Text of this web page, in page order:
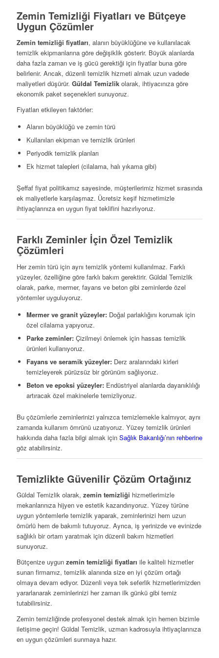
Zemin Temizliği Fiyatları ve Bütçeye
Uygun Çözümler
Zemin temizliği fiyatları, alanın büyüklüğüne ve kullanılacak
temizlik ekipmanlarına göre değişiklik gösterir. Büyük alanlarda
daha fazla zaman ve iş gücü gerektiği için fiyatlar buna göre
belirlenir. Ancak, düzenli temizlik hizmeti almak uzun vadede
maliyetleri düşürür. Güldal Temizlikolarak, ihtiyacınıza göre
ekonomik paket seçenekleri sunuyoruz.
Fiyatları etkileyen faktörler:
Alanın büyüklüğü ve zemin türü
Kullanılan ekipman ve temizlik ürünleri
Periyodik temizlik planları
Ek hizmet talepleri (cilalama, halı yıkama gibi)
Şeffaf fiyat politikamız sayesinde, müşterilerimiz hizmet sırasında
ek maliyetlerle karşılaşmaz. Ücretsiz keşif hizmetimizle
ihtiyaçlarınıza en uygun fiyat teklifini hazırlıyoruz.
Farklı Zeminler İçin Özel Temizlik
Çözümleri
Her zemin türü için aynı temizlik yöntemi kullanılmaz. Farklı
yüzeyler, özelliğine göre farklı bakım gerektirir. Güldal Temizlik
olarak, parke, mermer, fayans ve beton gibi zeminlerde özel
yöntemler uyguluyoruz.
Mermer ve granit yüzeyler:Doğal parlaklığını korumak için
özel cilalama yapıyoruz.
Parke zeminler:Çizilmeyi önlemek için hassas temizlik
ürünleri kullanıyoruz.
Fayans ve seramik yüzeyler:Derz aralarındaki kirleri
temizleyerek pürüzsüz bir görünüm sağlıyoruz.
Beton ve epoksi yüzeyler:Endüstriyel alanlarda dayanıklılığı
artıracak özel makinelerle temizliyoruz.
Bu çözümlerle zeminlerinizi yalnızca temizlemekle kalmıyor, aynı
zamanda kullanım ömrünü uzatıyoruz. Yüzey temizlik ürünleri
hakkında daha fazla bilgi almak için Sağlık Bakanlığı’nın rehberine
göz atabilirsiniz.
Temizlikte Güvenilir Çözüm Ortağınız
Güldal Temizlik olarak, zemin temizliği hizmetlerimizle
mekanlarınıza hijyen ve estetik kazandırıyoruz. Yüzey türüne
uygun yöntemlerle temizlik yaparak, zeminlerinizi hem uzun
ömürlü hem de bakımlı tutuyoruz. Ayrıca, iş yerinizde ve evinizde
sağlıklı bir ortam yaratmak için düzenli bakım hizmetleri
sunuyoruz.
Bütçenize uygun zemin temizliği fiyatları ile kaliteli hizmetler
sunan firmamız, temizlik alanında size en iyi çözüm ortağı
olmaya devam ediyor. Düzenli veya tek seferlik hizmetlerimizden
yararlanarak zeminlerinizi her zaman ilk günkü gibi temiz
tutabilirsiniz.
Zemin temizliğinde profesyonel destek almak için hemen bizimle
iletişime geçin! Güldal Temizlik, uzman kadrosuyla ihtiyaçlarınıza
en uygun çözümleri sunmaya hazır.